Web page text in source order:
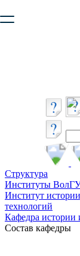
безопасную
Структура
Институты
Институт
технологий
Кафедра
Состав кафедры